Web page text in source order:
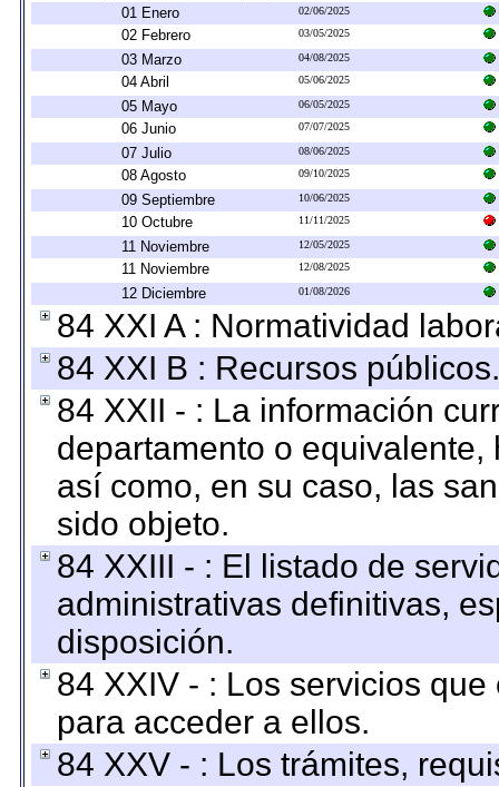
01 Enero 02/06/2025
02 Febrero 03/05/2025
03 Marzo 04/08/2025
04 Abril 05/06/2025
05 Mayo 06/05/2025
06 Junio 07/07/2025
07 Julio 08/06/2025
08 Agosto 09/10/2025
09 Septiembre 10/06/2025
10 Octubre 11/11/2025
11 Noviembre 12/05/2025
11 Noviembre 12/08/2025
12 Diciembre 01/08/2026
84 XXI A : Normatividad
84 XXI B : Recursos públicos.
84 XXII - : La información
departamento o
así como, en su caso, las
sido objeto.
84 XXIII - : El listado de
administrativas definitivas,
disposición.
84 XXIV - : Los servicios
para acceder a ellos.
84 XXV - : Los trámites,